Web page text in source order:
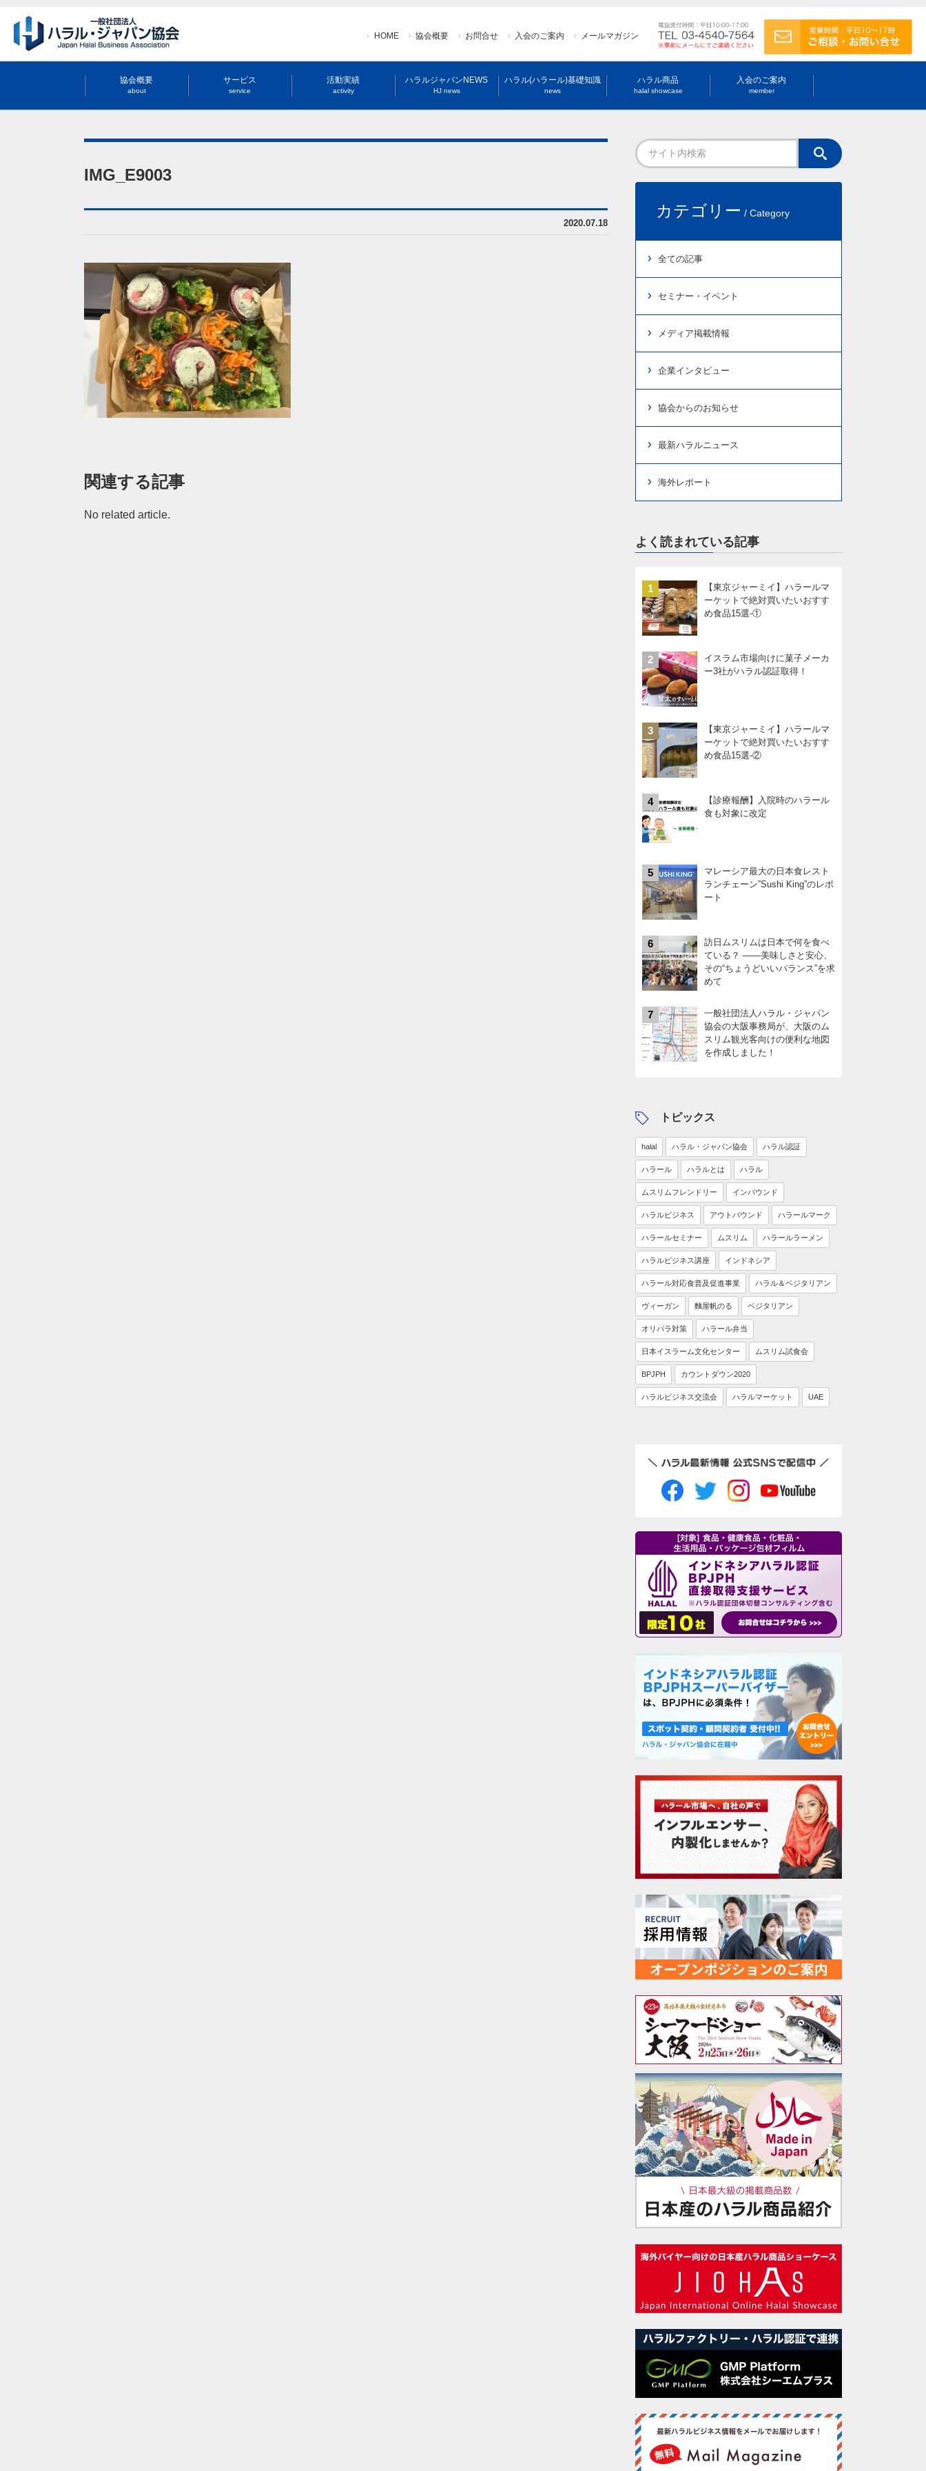
HOME 協会概要 お問合せ 入会のご案内 メールマガジン
協会概要
about
サービス
service
活動実績
activity
ハラルジャパンNEWS
HJ news
ハラル(ハラール)基礎知識
news
ハラル商品
halal showcase
入会のご案内
member
IMG_E9003
2020.07.18
関連する記事
No related article.
カテゴリー / Category
全ての記事
セミナー・イベント
メディア掲載情報
企業インタビュー
協会からのお知らせ
最新ハラルニュース
海外レポート
よく読まれている記事
1
【東京ジャーミイ】ハラールマ
ーケットで絶対買いたいおすす
め食品15選-①
2
イスラム市場向けに菓子メーカ
ー3社がハラル認証取得！
3
【東京ジャーミイ】ハラールマ
ーケットで絶対買いたいおすす
め食品15選-②
4
【診療報酬】入院時のハラール
食も対象に改定
5
マレーシア最大の日本食レスト
ランチェーン”Sushi King”のレポ
ート
6
訪日ムスリムは日本で何を食べ
ている？ ――美味しさと安心、
その“ちょうどいいバランス”を求
めて
7
一般社団法人ハラル・ジャパン
協会の大阪事務局が、大阪のム
スリム観光客向けの便利な地図
を作成しました！
トピックス
halal ハラル・ジャパン協会 ハラル認証
ハラール ハラルとは ハラル
ムスリムフレンドリー インバウンド
ハラルビジネス アウトバウンド ハラールマーク
ハラールセミナー ムスリム ハラールラーメン
ハラルビジネス講座 インドネシア
ハラール対応食普及促進事業 ハラル＆ベジタリアン
ヴィーガン 麵屋帆のる ベジタリアン
オリパラ対策 ハラール弁当
日本イスラーム文化センター ムスリム試食会
BPJPH カウントダウン2020
ハラルビジネス交流会 ハラルマーケット UAE